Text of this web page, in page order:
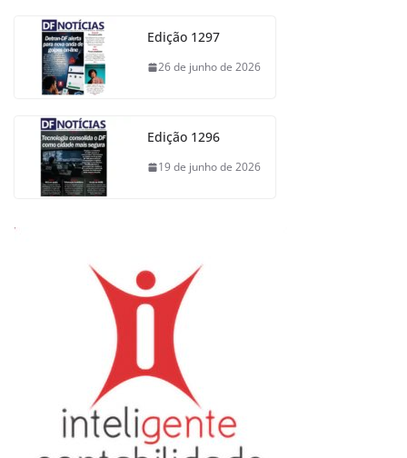
Edição 1297
26 de junho de 2026
Edição 1296
19 de junho de 2026